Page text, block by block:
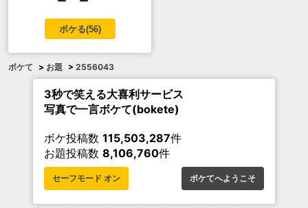
ボケる(56)
ボケて > お題 > 2556043
3秒で笑える大喜利サービス
写真で一言ボケて(bokete)
ボケ投稿数 115,503,287件
お題投稿数 8,106,760件
セーフモード オン ボケてへようこそ